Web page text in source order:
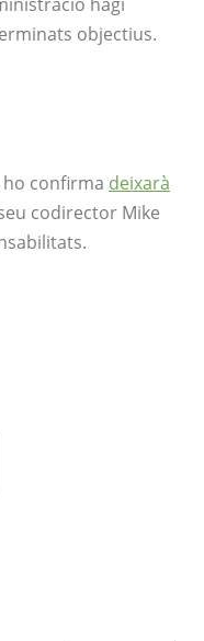
objectius.
ho confirma deixarà
codirector Mike